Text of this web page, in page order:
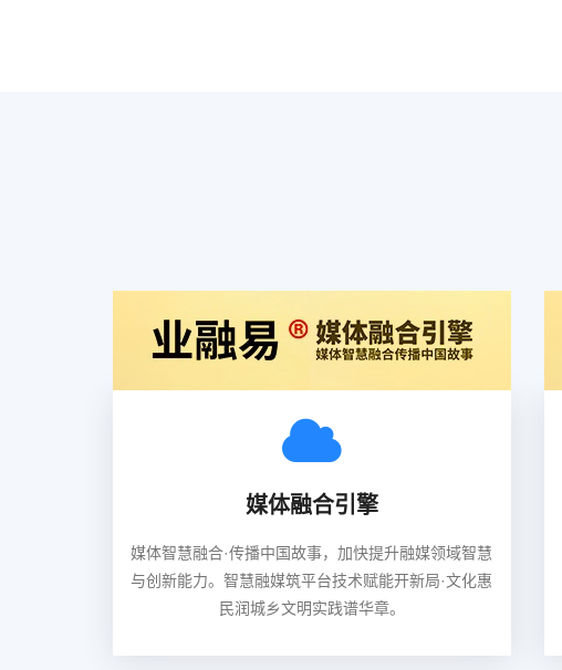
媒体融合引擎
媒体智慧融合·传播中国故事，加快提升融媒领域智慧
与创新能力。智慧融媒筑平台技术赋能开新局·文化惠
民润城乡文明实践谱华章。